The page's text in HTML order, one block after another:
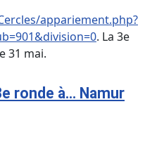
appariement.php?
. La 3e
31 mai.
ronde à... Namur